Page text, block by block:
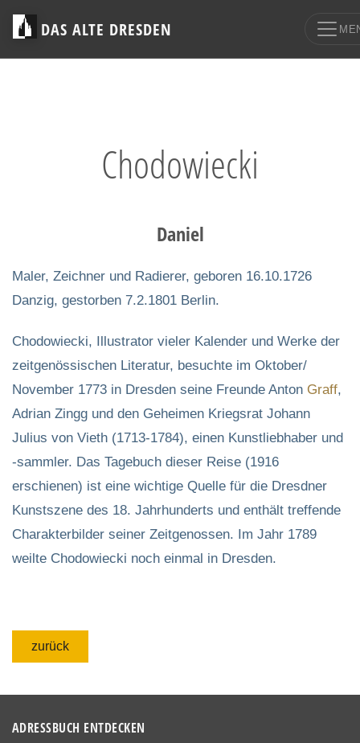
DAS ALTE DRESDEN
Chodowiecki
Daniel
Maler, Zeichner und Radierer, geboren 16.10.1726
Danzig, gestorben 7.2.1801 Berlin.
Chodowiecki, Illustrator vieler Kalender und Werke der
zeitgenössischen Literatur, besuchte im Oktober/
November 1773 in Dresden seine Freunde Anton Graff,
Adrian Zingg und den Geheimen Kriegsrat Johann
Julius von Vieth (1713-1784), einen Kunstliebhaber und
-sammler. Das Tagebuch dieser Reise (1916
erschienen) ist eine wichtige Quelle für die Dresdner
Kunstszene des 18. Jahrhunderts und enthält treffende
Charakterbilder seiner Zeitgenossen. Im Jahr 1789
weilte Chodowiecki noch einmal in Dresden.
zurück
ADRESSBUCH ENTDECKEN